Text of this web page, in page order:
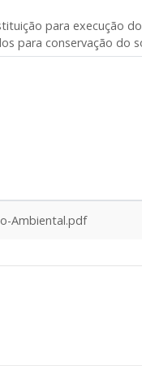
para execução
para conservação
Ambiental.pdf